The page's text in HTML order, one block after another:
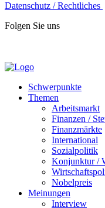
Datenschutz / Rechtliches
Folgen Sie uns
Schwerpunkte
Themen
Arbeitsmarkt
Finanzen /
Finanzmärkte
International
Sozialpolitik
Konjunktur /
Nobelpreis
Meinungen
Interview